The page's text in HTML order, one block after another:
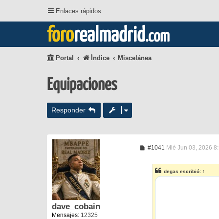
Enlaces rápidos
fororealmadrid.com
Portal Índice Miscelánea
Equipaciones
Responder
dave_cobain
Mensajes: 12325
#1041 M
a
Mié Jun 03, 2026
degas escribió: ↑